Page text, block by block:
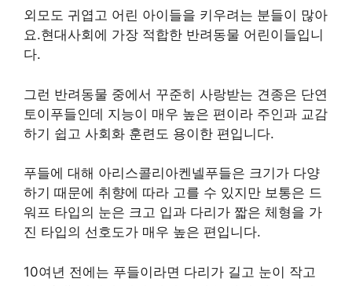
외모도 귀엽고 어린 아이들을 키우려는 분들이 많아
요.현대사회에 가장 적합한 반려동물 어린이들입니
다.
그런 반려동물 중에서 꾸준히 사랑받는 견종은 단연
토이푸들인데 지능이 매우 높은 편이라 주인과 교감
하기 쉽고 사회화 훈련도 용이한 편입니다.
푸들에 대해 아리스콜리아켄넬푸들은 크기가 다양
하기 때문에 취향에 따라 고를 수 있지만 보통은 드
워프 타입의 눈은 크고 입과 다리가 짧은 체형을 가
진 타입의 선호도가 매우 높은 편입니다.
10여년 전에는 푸들이라면 다리가 길고 눈이 작고